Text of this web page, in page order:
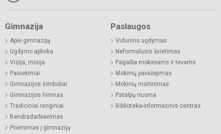
Gimnazija
Apie gimnaziją
Ugdymo aplinka
Vizija, misija
Pasiekimai
Gimnazijos simboliai
Gimnazijos himnas
Tradiciniai renginiai
Bendradarbiavimas
Priėmimas į gimnaziją
Paslaugos
Vidurinis ugdymas
Neformalusis švietimas
Pagalba mokiniams ir tėvams
Mokinių pavėžėjimas
Mokinių maitinimas
Patalpų nuoma
Biblioteka-informacinis centras